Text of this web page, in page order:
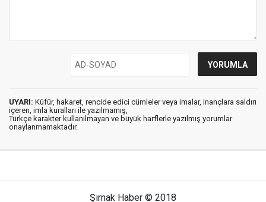
UYARI: Küfür, hakaret, rencide edici cümleler veya imalar, inançlara saldırı
içeren, imla kuralları ile yazılmamış,
Türkçe karakter kullanılmayan ve büyük harflerle yazılmış yorumlar
onaylanmamaktadır.
Şırnak Haber © 2018